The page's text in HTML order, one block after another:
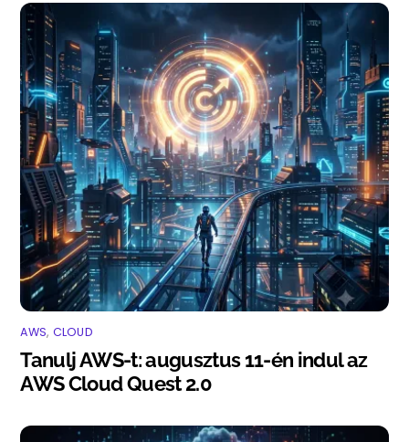
AWS, CLOUD
Tanulj AWS-t: augusztus 11-én indul az
AWS Cloud Quest 2.0